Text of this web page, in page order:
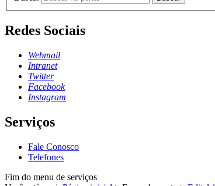
Redes Sociais
Webmail
Intranet
Twitter
Facebook
Instagram
Serviços
Fale Conosco
Telefones
Fim do menu de serviços